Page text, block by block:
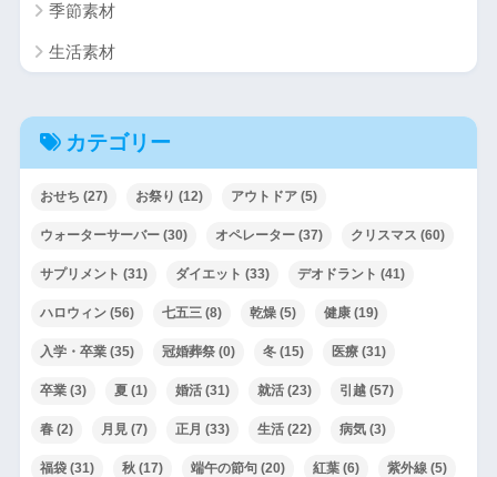
季節素材
生活素材
カテゴリー
おせち (27) お祭り (12) アウトドア(5)
ウォーターサーバー(30) オペレーター(37) クリスマス (60)
サプリメント (31) ダイエット (33) デオドラント (41)
ハロウィン(56) 七五三(8) 乾燥(5) 健康(19)
入学・卒業(35) 冠婚葬祭(0) 冬(15) 医療(31)
卒業(3) 夏(1) 婚活(31) 就活(23) 引越(57)
春(2) 月見(7) 正月 (33) 生活(22) 病気(3)
福袋(31) 秋(17) 端午の節句(20) 紅葉(6) 紫外線(5)